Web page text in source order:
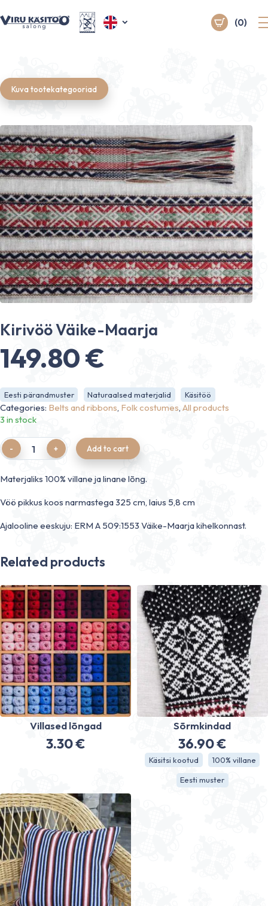
(0)
Kuva tootekategooriad
Kirivöö Väike-Maarja
149.80€
Eesti pärandmuster Naturaalsed materjalid Käsitöö
Categories: Belts and ribbons, Folk costumes, All products
3 in stock
Quantity Add to cart
Materjaliks 100% villane ja linane lõng.
Vöö pikkus koos narmastega 325 cm, laius 5,8 cm
Ajalooline eeskuju: ERM A 509:1553 Väike-Maarja kihelkonnast.
Related products
Villased lõngad
3.30€
Sõrmkindad
36.90€
Käsitsi kootud 100% villane
Eesti muster